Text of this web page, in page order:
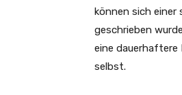
können sich einer
geschrieben
eine dauerhaftere
selbst.